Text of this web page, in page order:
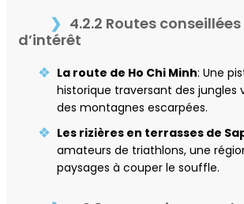
4.2.2 Routes
d’intérêt
La route de Ho Chi Minh: Une
historique traversant des jungles
des montagnes escarpées.
Les rizières en terrasses de
amateurs de triathlons, une
paysages à couper le souffle.